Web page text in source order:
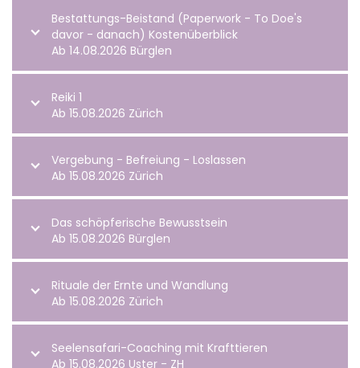
Bestattungs-Beistand (Paperwork - To Doe's
davor - danach) Kostenüberblick
Ab 14.08.2026 Bürglen
Reiki 1
Ab 15.08.2026 Zürich
Vergebung - Befreiung - Loslassen
Ab 15.08.2026 Zürich
Das schöpferische Bewusstsein
Ab 15.08.2026 Bürglen
Rituale der Ernte und Wandlung
Ab 15.08.2026 Zürich
Seelensafari-Coaching mit Krafttieren
Ab 15.08.2026 Uster - ZH